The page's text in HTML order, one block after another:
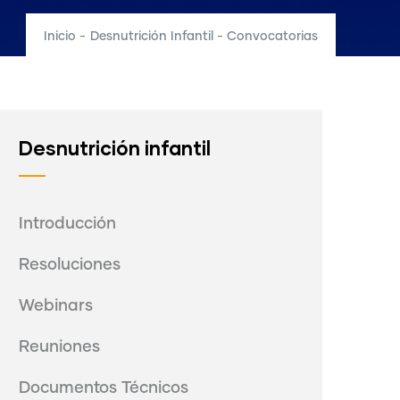
Inicio - Desnutrición Infantil - Convocatorias
Desnutrición infantil
Introducción
Resoluciones
Webinars
Reuniones
Documentos Técnicos